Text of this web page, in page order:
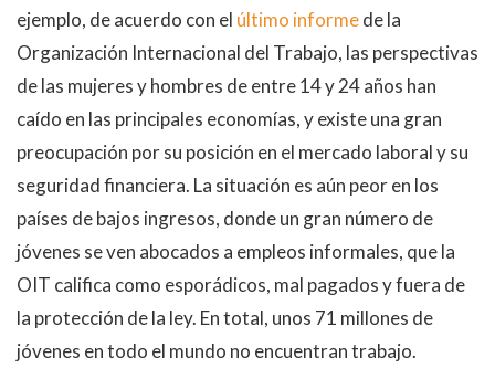
ejemplo, de acuerdo con el último informede la
Organización Internacional del Trabajo, las perspectivas
de las mujeres y hombres de entre 14 y 24 años han
caído en las principales economías, y existe una gran
preocupación por su posición en el mercado laboral y su
seguridad financiera. La situación es aún peor en los
países de bajos ingresos, donde un gran número de
jóvenes se ven abocados a empleos informales, que la
OIT califica como esporádicos, mal pagados y fuera de
la protección de la ley. En total, unos 71 millones de
jóvenes en todo el mundo no encuentran trabajo.